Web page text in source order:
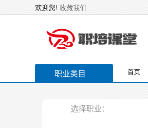
欢迎您! 收藏我们
职业类目 首页
选择职业：